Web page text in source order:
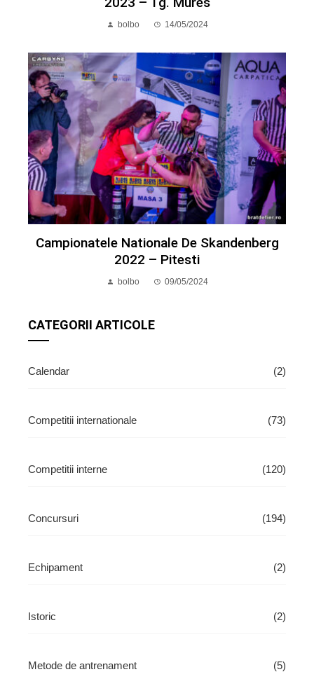
bolbo 14/05/2024
Campionatele Nationale De Skandenberg
2022 – Pitesti
bolbo 09/05/2024
CATEGORII ARTICOLE
Calendar (2)
Competitii internationale (73)
Competitii interne (120)
Concursuri (194)
Echipament (2)
Istoric (2)
Metode de antrenament (5)